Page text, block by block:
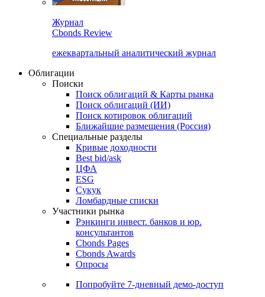
Журнал
Cbonds Review
ежеквартальный аналитический журнал
Облигации
Поиски
Поиск облигаций & Карты рынка
Поиск облигаций (ИИ)
Поиск котировок облигаций
Ближайшие размещения (Россия)
Специальные разделы
Кривые доходности
Best bid/ask
ЦФА
ESG
Сукук
Ломбардные списки
Участники рынка
Рэнкинги инвест. банков и юр.
консультантов
Cbonds Pages
Cbonds Awards
Опросы
Попробуйте 7-дневный демо-доступ